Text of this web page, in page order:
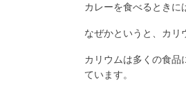
カレーを食べるときに
なぜかというと、カリ
カリウムは多くの食品
ています。